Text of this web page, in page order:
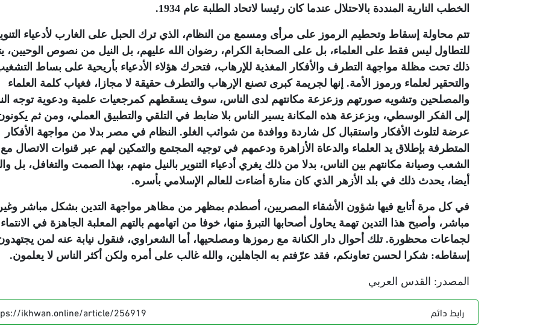
الخطب النارية المنددة بالاحتلال عندما كان رئيسا لاتحاد الطلبة عام 1934
.
تتم محاولة إسقاط وتحطيم الرموز على مرأى ومسمع من النظام، الذي ترك الحبل على الغارب لأدعياء
للتطاول ليس فقط على العلماء، بل على الصحابة الكرام، رضوان الله عليهم، بل النيل من نصوص الوحيين،
ذلك تحت مظلة مواجهة التطرف والأفكار المغذية للإرهاب، فتحرك هؤلاء الأدعياء بأريحية على بساط
والتحقير لعلماء ورموز الأمة. إنها لجريمة كبرى تصنع الإرهاب والتطرف حقيقة لا مجازا، فغياب كلمة العلماء
والمصلحين وتشويه صورتهم وزعزعة مكانتهم لدى الناس، سوف يسقطهم كمرجعيات علمية ودعوية توجه
إلى الفكر الوسطي، وبزعزعة هذه المكانة يسير الناس بلا ضابط في التلقي والتطبيق العملي، ومن ثم
عرضة لتلوث الأفكار واستقبال كل شاردة ووافدة من شوائب الغلو. النظام في مصر بدلا من مواجهة الأفكار
المتطرفة بإطلاق يد العلماء والدعاة الأزاهرة ودعمهم في توجيه المجتمع والتمكين لهم عبر قنوات الاتصال مع
الشعب وصيانة مكانتهم بين الناس، بدلا من ذلك يغري أدعياء التنوير بالنيل منهم، بهذا الصمت والتغافل، بل
أيضا، يحدث ذلك في بلد الأزهر الذي كان منارة أضاءت للعالم الإسلامي بأسره.
في كل مرة أتابع فيها شؤون الأشقاء المصريين، أصطدم بمظهر من مظاهر مواجهة التدين بشكل مباشر وغير
مباشر، وأصبح هذا التدين تهمة يحاول أصحابها التبرؤ منها، خوفا من اتهامهم بالتهم المعلبة الجاهزة في الانتماء
لجماعات محظورة. تلك أحوال دار الكنانة مع رموزها ومصلحيها، أما الشعراوي، فنقول نيابة عنه لمن
إسقاطه: شكرا لحسن تعاونكم، فقد عرّفتم به الجاهلين، والله غالب على أمره ولكن أكثر الناس لا يعلمون.
المصدر: القدس العربي
رابط دائم ikhwan.online/article/256919